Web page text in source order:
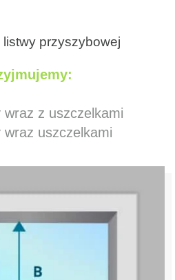
przyszybowej
z uszczelkami
uszczelkami